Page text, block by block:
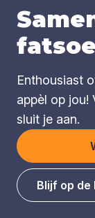
Enthousiast
appèl op jou!
sluit je aan.
Blijf op de